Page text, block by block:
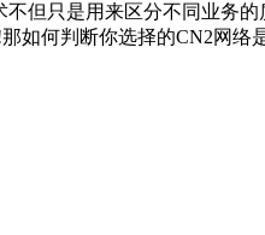
只是用来区分不同业务
如何判断你选择的CN2网络